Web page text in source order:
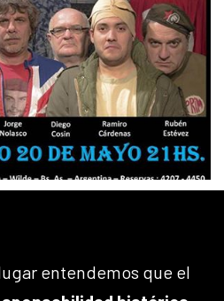
entendemos que el